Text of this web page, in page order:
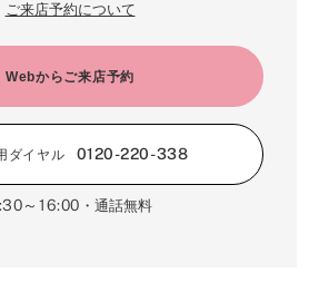
ご来店予約について
Webからご来店予約
ダイヤル 0120-220-338
～16:00 ・通話無料